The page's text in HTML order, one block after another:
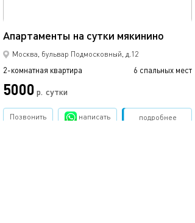
Апартаменты на сутки мякинино
Москва, бульвар Подмосковный, д.12
2-комнатная квартира 6 спальных мест
5000 р. сутки
подробнее
Позвонить написать Забронировать